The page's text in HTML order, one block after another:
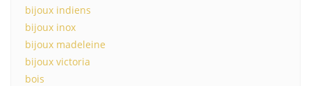
bijoux indiens
bijoux inox
bijoux madeleine
bijoux victoria
bois